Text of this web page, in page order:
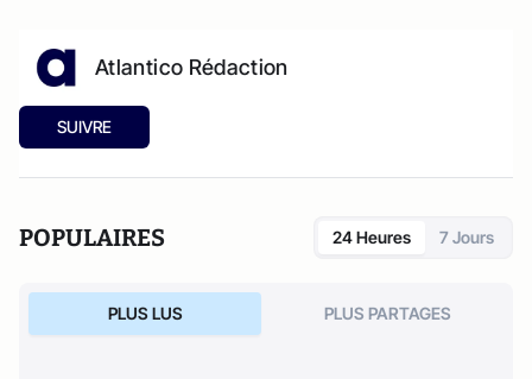
Atlantico Rédaction
SUIVRE
POPULAIRES 24 Heures 7 Jours
PLUS LUS PLUS PARTAGES